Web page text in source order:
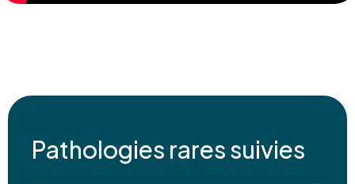
Pathologies rares suivies